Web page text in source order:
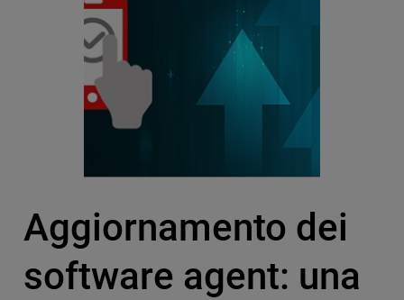
Aggiornamento dei
software agent: una